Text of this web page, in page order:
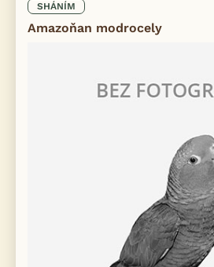
SHÁNÍM
Amazoňan modrocely